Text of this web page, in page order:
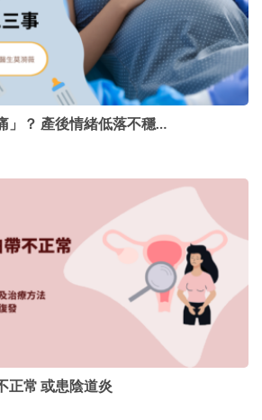
」？ 產後情緒低落不穩…
正常 或患陰道炎